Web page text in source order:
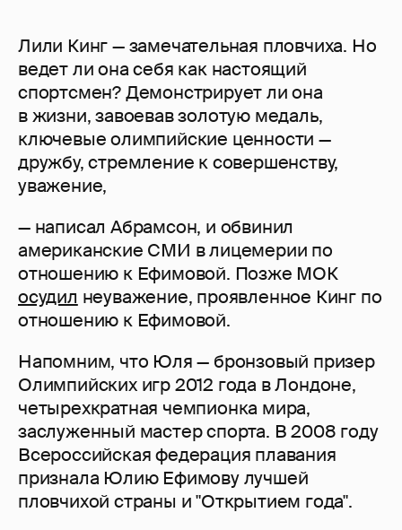
Лили Кинг — замечательная пловчиха. Но
ведет ли она себя как настоящий
спортсмен? Демонстрирует ли она
в жизни, завоевав золотую медаль,
ключевые олимпийские ценности —
дружбу, стремление к совершенству,
уважение,
— написал Абрамсон, и обвинил
американские СМИ в лицемерии по
отношению к Ефимовой. Позже МОК
осудил неуважение, проявленное Кинг по
отношению к Ефимовой.
Напомним, что Юля — бронзовый призер
Олимпийских игр 2012 года в Лондоне,
четырехкратная чемпионка мира,
заслуженный мастер спорта. В 2008 году
Всероссийская федерация плавания
признала Юлию Ефимову лучшей
пловчихой страны и "Открытием года".